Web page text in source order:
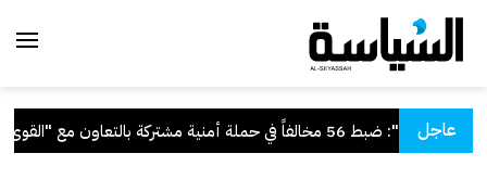
عاجل
"الداخلية": ضبط 56 مخالفاً في حملة أمنية مشتركة بالتعاون مع "القوى العاملة"